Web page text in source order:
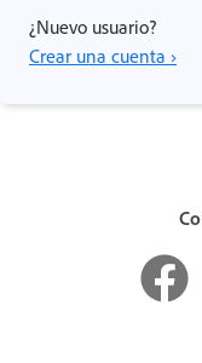
¿Nuevo usuario?
Crear una cuenta ›